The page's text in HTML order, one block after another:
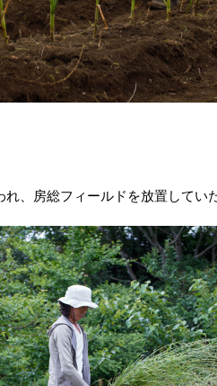
れ、房総フィールドを放置してい